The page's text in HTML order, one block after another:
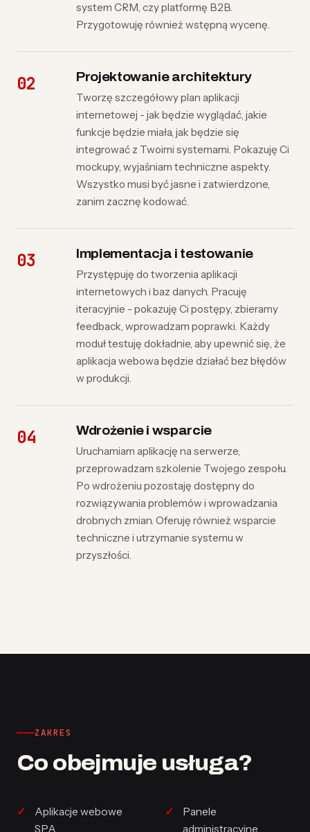
system CRM, czy platformę B2B.
Przygotowuję również wstępną wycenę.
Projektowanie architektury
Tworzę szczegółowy plan aplikacji
internetowej - jak będzie wyglądać, jakie
funkcje będzie miała, jak będzie się
integrować z Twoimi systemami. Pokazuję Ci
mockupy, wyjaśniam techniczne aspekty.
Wszystko musi być jasne i zatwierdzone,
zanim zacznę kodować.
Implementacja i testowanie
Przystępuję do tworzenia aplikacji
internetowych i baz danych. Pracuję
iteracyjnie - pokazuję Ci postępy, zbieramy
feedback, wprowadzam poprawki. Każdy
moduł testuję dokładnie, aby upewnić się, że
aplikacja webowa będzie działać bez błędów
w produkcji.
Wdrożenie i wsparcie
Uruchamiam aplikację na serwerze,
przeprowadzam szkolenie Twojego zespołu.
Po wdrożeniu pozostaję dostępny do
rozwiązywania problemów i wprowadzania
drobnych zmian. Oferuję również wsparcie
techniczne i utrzymanie systemu w
przyszłości.
ZAKRES
Co obejmuje usługa?
Aplikacje webowe
SPA
Panele
administracyjne